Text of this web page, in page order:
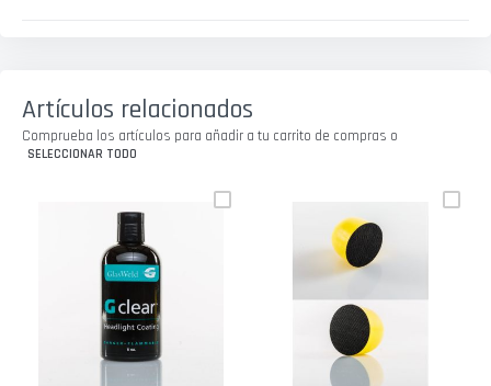
Artículos relacionados
Comprueba los artículos para añadir a tu carrito de compras o
SELECCIONAR TODO